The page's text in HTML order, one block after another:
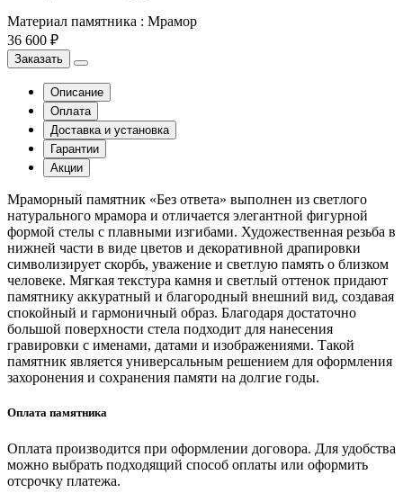
Материал памятника : Мрамор
36 600 ₽
Заказать
Описание
Оплата
Доставка и установка
Гарантии
Акции
Мраморный памятник «Без ответа» выполнен из светлого
натурального мрамора и отличается элегантной фигурной
формой стелы с плавными изгибами. Художественная резьба в
нижней части в виде цветов и декоративной драпировки
символизирует скорбь, уважение и светлую память о близком
человеке. Мягкая текстура камня и светлый оттенок придают
памятнику аккуратный и благородный внешний вид, создавая
спокойный и гармоничный образ. Благодаря достаточно
большой поверхности стела подходит для нанесения
гравировки с именами, датами и изображениями. Такой
памятник является универсальным решением для оформления
захоронения и сохранения памяти на долгие годы.
Оплата памятника
Оплата производится при оформлении договора. Для удобства
можно выбрать подходящий способ оплаты или оформить
отсрочку платежа.